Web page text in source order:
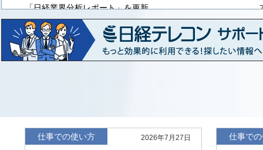
「日経業界分析レポート」を更新
「工業用プラスチック製品」「システムインテグレーター」
など20業界の内容を刷新
「東洋経済海外進出企業情報」の2026年版、約3万6千社を
収録
「日経POS情報マーケットレポート」の最新版、10～3月実
績の市場動向を速報
仕事での使い方 2026年7月27日 仕事で